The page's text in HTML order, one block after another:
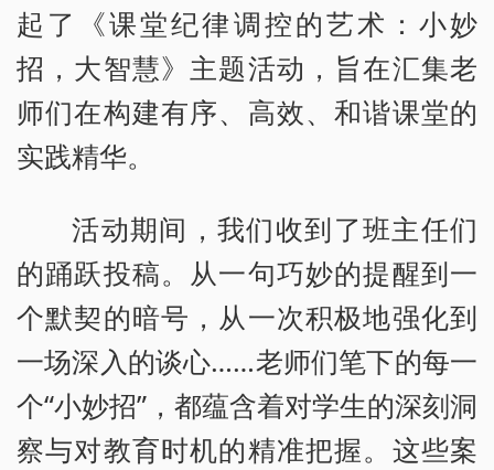
起了《课堂纪律调控的艺术：小妙
招，大智慧》主题活动，旨在汇集老
师们在构建有序、高效、和谐课堂的
实践精华。
活动期间，我们收到了班主任们
的踊跃投稿。从一句巧妙的提醒到一
个默契的暗号，从一次积极地强化到
一场深入的谈心……老师们笔下的每一
个“小妙招”，都蕴含着对学生的深刻洞
察与对教育时机的精准把握。这些案